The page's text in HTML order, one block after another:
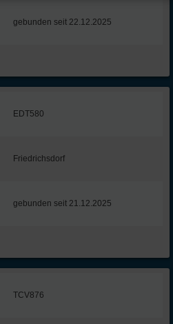
gebunden seit 22.12.2025
EDT580
Friedrichsdorf
gebunden seit 21.12.2025
TCV876